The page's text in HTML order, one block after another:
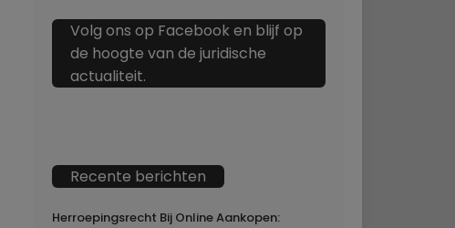
Volg ons op Facebook en blijf op
de hoogte van de juridische
actualiteit.
Recente berichten
Herroepingsrecht Bij Online Aankopen: